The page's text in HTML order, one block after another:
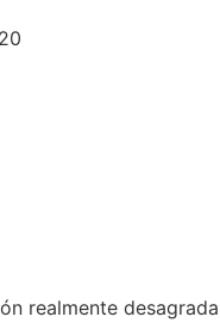
realmente